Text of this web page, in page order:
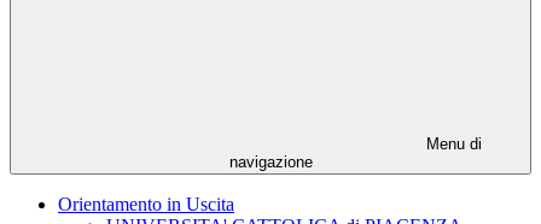
Menu di
navigazione
Orientamento in Uscita